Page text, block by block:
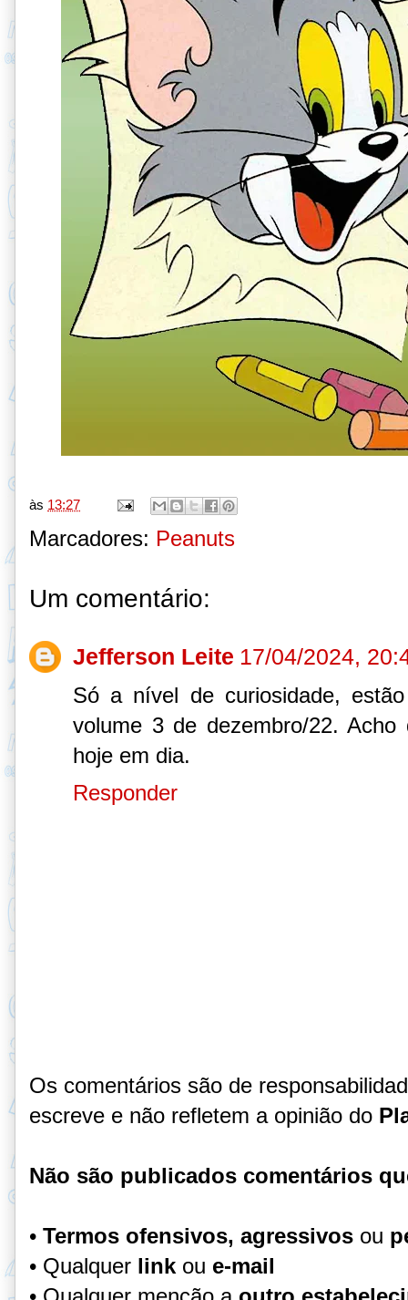
às 13:27
Marcadores: Peanuts
Um comentário:
Jefferson Leite 17/04/2024,
Só a nível de curiosidade,
volume 3 de dezembro/22.
hoje em dia.
Responder
Os comentários são de
escreve e não refletem a opinião do
Não são publicados comentários
• Termos ofensivos, agressivos ou
• Qualquer link ou e-mail